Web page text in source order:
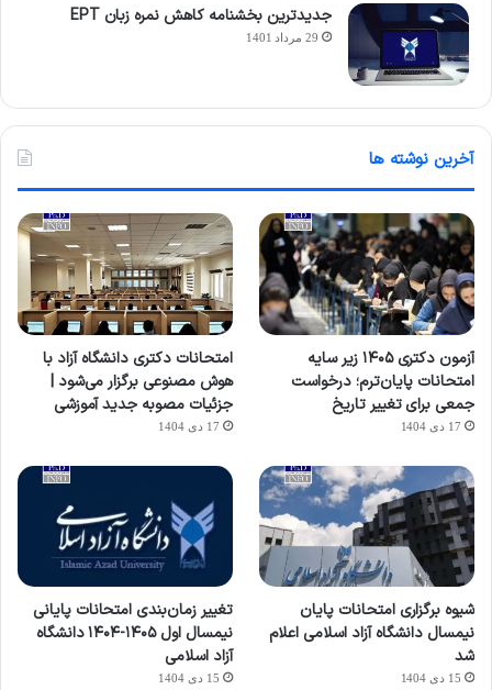
جدیدترین بخشنامه کاهش نمره زبان EPT
29 مرداد 1401
آخرین نوشته ها
آزمون دکتری ۱۴۰۵ زیر سایه
امتحانات پایان‌ترم؛ درخواست
جمعی برای تغییر تاریخ
17 دی 1404
امتحانات دکتری دانشگاه آزاد با
هوش مصنوعی برگزار می‌شود |
جزئیات مصوبه جدید آموزشی
17 دی 1404
شیوه برگزاری امتحانات پایان
نیمسال دانشگاه آزاد اسلامی اعلام
شد
15 دی 1404
تغییر زمان‌بندی امتحانات پایانی
نیمسال اول ۱۴۰۵-۱۴۰۴ دانشگاه
آزاد اسلامی
15 دی 1404